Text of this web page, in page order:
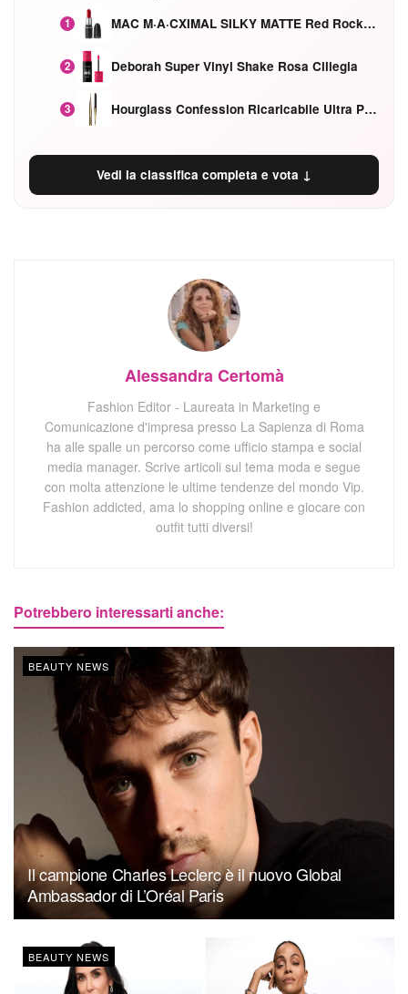
1 MAC M·A·CXIMAL SILKY MATTE Red Rock mat
2 Deborah Super Vinyl Shake Rosa Ciliegia
3 Hourglass Confession Ricaricabile Ultra Preciso Ad Alta Intensità Secretly Classic Red
Vedi la classifica completa e vota ↓
Alessandra Certomà
Fashion Editor - Laureata in Marketing e
Comunicazione d'impresa presso La Sapienza di Roma
ha alle spalle un percorso come ufficio stampa e social
media manager. Scrive articoli sul tema moda e segue
con molta attenzione le ultime tendenze del mondo Vip.
Fashion addicted, ama lo shopping online e giocare con
outfit tutti diversi!
Potrebbero interessarti anche:
BEAUTY NEWS
Il campione Charles Leclerc è il nuovo Global
Ambassador di L’Oréal Paris
BEAUTY NEWS